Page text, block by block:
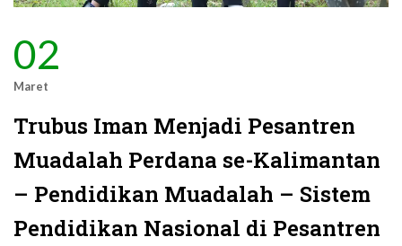
02
Maret
Trubus Iman Menjadi Pesantren
Muadalah Perdana se-Kalimantan
– Pendidikan Muadalah – Sistem
Pendidikan Nasional di Pesantren